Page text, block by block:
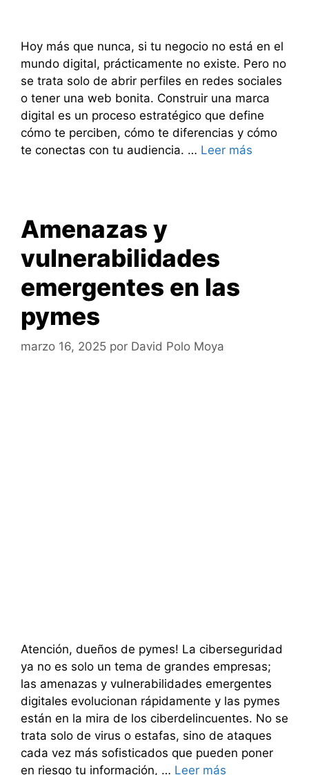
Hoy más que nunca, si tu negocio no está en el
mundo digital, prácticamente no existe. Pero no
se trata solo de abrir perfiles en redes sociales
o tener una web bonita. Construir una marca
digital es un proceso estratégico que define
cómo te perciben, cómo te diferencias y cómo
te conectas con tu audiencia. … Leer más
Amenazas y
vulnerabilidades
emergentes en las
pymes
marzo 16, 2025 por David Polo Moya
Atención, dueños de pymes! La ciberseguridad
ya no es solo un tema de grandes empresas;
las amenazas y vulnerabilidades emergentes
digitales evolucionan rápidamente y las pymes
están en la mira de los ciberdelincuentes. No se
trata solo de virus o estafas, sino de ataques
cada vez más sofisticados que pueden poner
en riesgo tu información, … Leer más